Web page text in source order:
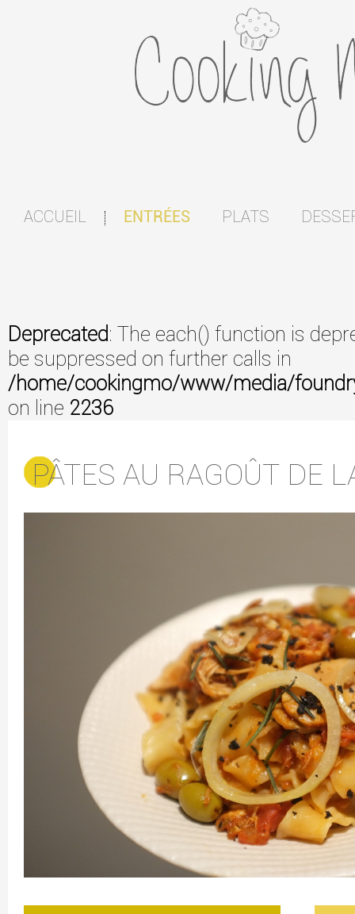
ACCUEIL ENTRÉES PLATS
Deprecated: The each() function is
be suppressed on further calls in
/home/cookingmo/www/media/
on line 2236
PÂTES AU RAGOÛT DE